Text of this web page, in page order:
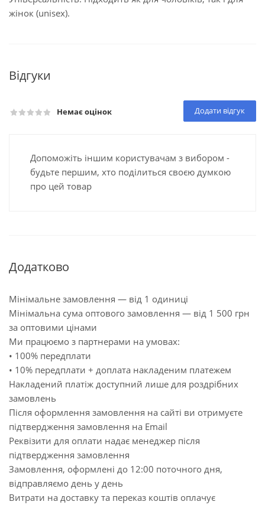
жінок (unisex).
Відгуки
Немає оцінок Додати відгук
Допоможіть іншим користувачам з вибором -
будьте першим, хто поділиться своєю думкою
про цей товар
Додатково
Мінімальне замовлення — від 1 одиниці
Мінімальна сума оптового замовлення — від 1 500 грн
за оптовими цінами
Ми працюємо з партнерами на умовах:
• 100% передплати
• 10% передплати + доплата накладеним платежем
Накладений платіж доступний лише для роздрібних
замовлень
Після оформлення замовлення на сайті ви отримуєте
підтвердження замовлення на Email
Реквізити для оплати надає менеджер після
підтвердження замовлення
Замовлення, оформлені до 12:00 поточного дня,
відправляємо день у день
Витрати на доставку та переказ коштів оплачує